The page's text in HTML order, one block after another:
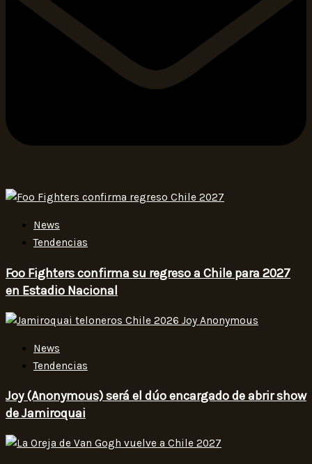
News
Tendencias
Foo Fighters confirma su regreso a Chile para 2027
en Estadio Nacional
News
Tendencias
Joy (Anonymous) será el dúo encargado de abrir show
de Jamiroquai